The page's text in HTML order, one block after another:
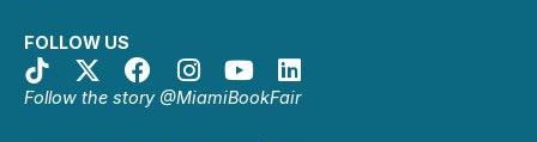
FOLLOW US
Follow the story @MiamiBookFair